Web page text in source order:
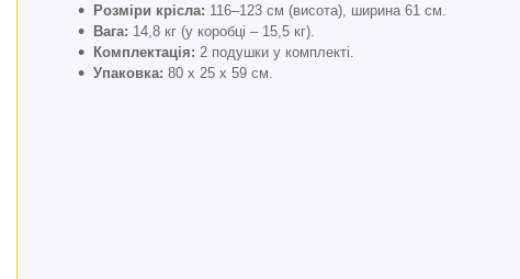
Розміри крісла: 116–123 см (висота), ширина 61 см.
Вага: 14,8 кг (у коробці – 15,5 кг).
Комплектація: 2 подушки у комплекті.
Упаковка: 80 x 25 x 59 см.